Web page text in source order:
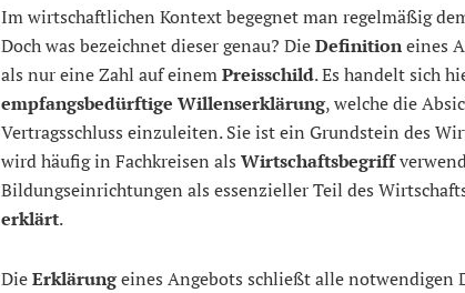
Im wirtschaftlichen Kontext begegnet man regelmäßig
Doch was bezeichnet dieser genau? DieDefinitioneines
als nur eine Zahl auf einemPreisschild. Es handelt sich
empfangsbedürftige Willenserklärung, welche die
Vertragsschluss einzuleiten. Sie ist ein Grundstein des
wird häufig in Fachkreisen als Wirtschaftsbegriff
Bildungseinrichtungen als essenzieller Teil des
erklärt.
DieErklärungeines Angebots schließt alle notwendigen